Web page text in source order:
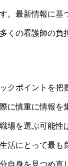
。最新情報に基
くの看護師の負
クポイントを把
に慎重に情報を
場を選ぶ可能性
活にとって最も